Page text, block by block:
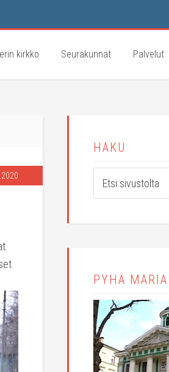
kirkko Seurakunnat Palvelut
HAKU
PYHÄ MARIA